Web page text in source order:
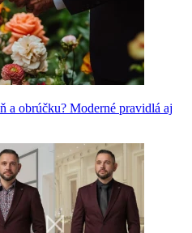
a obrúčku? Moderné pravidlá aj